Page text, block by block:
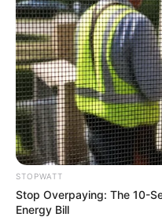
12 ก.ย. 2022
STOPWATT
Stop Overpaying: The 10-
Energy Bill